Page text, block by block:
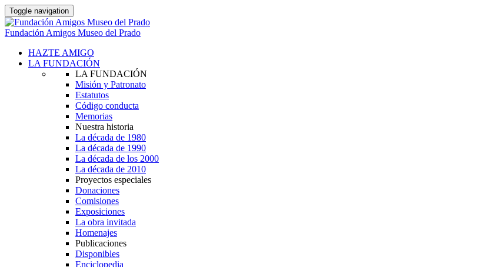
Toggle navigation
Fundación Amigos Museo del Prado
HAZTE AMIGO
LA FUNDACIÓN
LA FUNDACIÓN
Misión y Patronato
Estatutos
Código conducta
Memorias
Nuestra historia
La década de 1980
La década de 1990
La década de los 2000
La década de 2010
Proyectos especiales
Donaciones
Comisiones
Exposiciones
La obra invitada
Homenajes
Publicaciones
Disponibles
Enciclopedia